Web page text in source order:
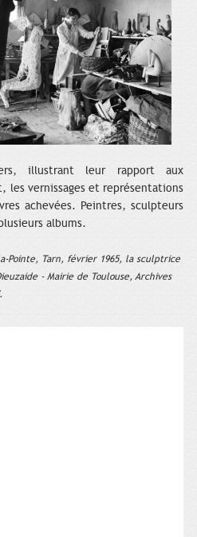
illustrant leur rapport aux
les vernissages et représentations
achevées. Peintres, sculpteurs
albums.
Pointe, Tarn, février 1965, la sculptrice
- Mairie de Toulouse, Archives